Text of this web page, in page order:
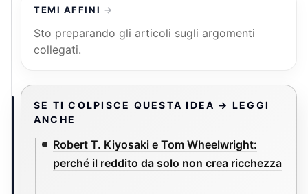
TEMI AFFINI
Sto preparando gli articoli sugli argomenti
collegati.
SE TI COLPISCE QUESTA IDEA → LEGGI
ANCHE
Robert T. Kiyosaki e Tom Wheelwright:
perché il reddito da solo non crea ricchezza